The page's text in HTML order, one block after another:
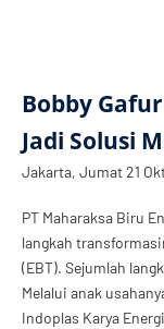
Bobby
Jadi Solusi
Jakarta, Jumat 21
PT Maharaksa Biru
langkah
(EBT). Sejumlah
Melalui anak
Indoplas Karya